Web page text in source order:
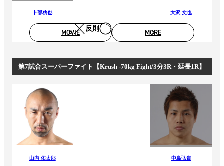
卜部功也
反則
大沢 文也
MOVIE MORE
第7試合スーパーファイト【Krush -70kg Fight/3分3R・延長1R】
山内 佑太郎 中島弘貴